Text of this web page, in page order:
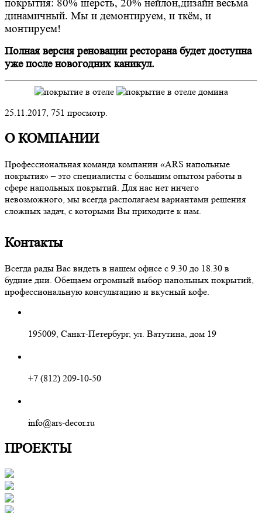
покрытия: 80% шерсть, 20% нейлон,дизайн весьма
динамичный. Мы и демонтируем, и ткём, и
монтируем!
Полная версия реновации ресторана будет доступна
уже после новогодних каникул.
25.11.2017, 751 просмотр.
О КОМПАНИИ
Профессиональная команда компании «ARS напольные
покрытия» – это специалисты с большим опытом работы в
сфере напольных покрытий. Для нас нет ничего
невозможного, мы всегда располагаем вариантами решения
сложных задач, с которыми Вы приходите к нам.
Контакты
Всегда рады Вас видеть в нашем офисе с 9.30 до 18.30 в
будние дни. Обещаем огромный выбор напольных покрытий,
профессиональную консультацию и вкусный кофе.
195009, Санкт-Петербург, ул. Ватутина, дом 19
+7 (812) 209-10-50
info@ars-decor.ru
ПРОЕКТЫ